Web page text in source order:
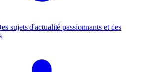
sujets d'actualité passionnants et des